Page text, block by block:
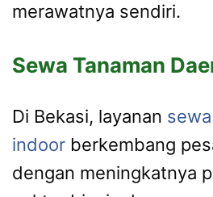
merawatnya sendiri.
Sewa Tanaman
Di Bekasi, layanan
indoor berkembang
dengan meningkatnya